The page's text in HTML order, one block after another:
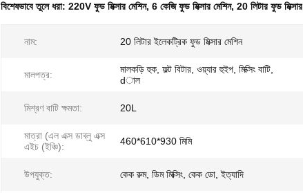
বিশেষভাবে তুলে ধরা: 220V ফুড মিক্সার মেশিন, 6 কেজি ফুড মিক্সার মেশিন, 20 লিটার ফুড মিক্সার
নাম: 20 লিটার ইলেকট্রিক ফুড মিক্সার মেশিন
মালপত্র:
মালকড়ি হুক, ফল্ট বিটার, ওয়্যার হুইপ, মিক্সিং বাটি,
dাল
মিশ্রণ বাটি ক্ষমতা: 20L
মাত্রা (এল এক্স ডাব্লু এক্স
এইচ (ইঞ্চি):
460*610*930 মিমি
উপযুক্ত: কেক রুম, ডিম মিক্সিং, কেক ডো, ইত্যাদি